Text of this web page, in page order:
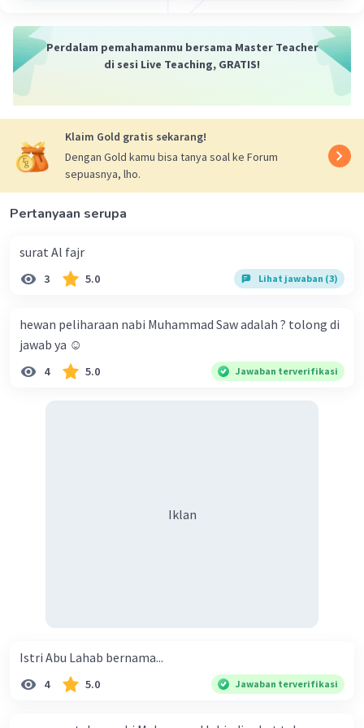
Perdalam pemahamanmu bersama Master Teacher
di sesi Live Teaching, GRATIS!
Klaim Gold gratis sekarang!
Dengan Gold kamu bisa tanya soal ke Forum
sepuasnya, lho.
Pertanyaan serupa
surat Al fajr
3 5.0 Lihat jawaban (3)
hewan peliharaan nabi Muhammad Saw adalah ? tolong di
jawab ya ☺️
4 5.0 Jawaban terverifikasi
Iklan
Istri Abu Lahab bernama...
4 5.0 Jawaban terverifikasi